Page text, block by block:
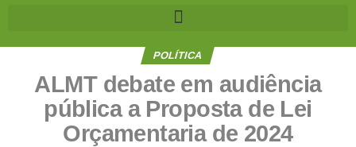
POLÍTICA
ALMT debate em audiência
pública a Proposta de Lei
Orçamentaria de 2024